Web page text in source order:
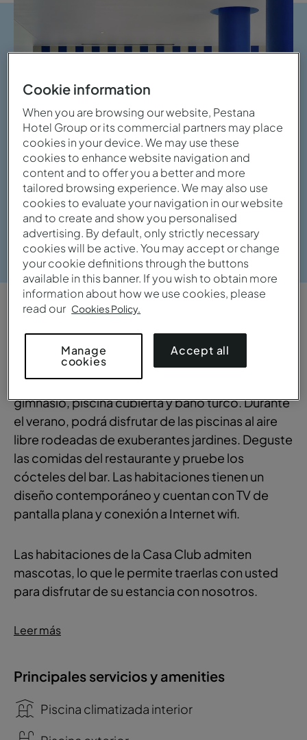
Ver galería
VISTA GENERAL
Relajante y con encanto
El hotel dispone de sala de masajes, sauna,
gimnasio, piscina cubierta y baño turco. Durante
el verano, podrá disfrutar de las piscinas al aire
libre rodeadas de exuberantes jardines. Deguste
las comidas del restaurante y pruebe los
cócteles del bar. Las habitaciones tienen un
diseño contemporáneo y cuentan con TV de
pantalla plana y conexión a Internet wifi.
Las habitaciones de la Casa Club admiten
mascotas, lo que le permite traerlas con usted
para disfrutar de su estancia con nosotros.
Leer más
Principales servicios y amenities
Piscina climatizada interior
Cookie information
When you are browsing our website, Pestana
Hotel Group or its commercial partners may place
cookies in your device. We may use these
cookies to enhance website navigation and
content and to offer you a better and more
tailored browsing experience. We may also use
cookies to evaluate your navigation in our website
and to create and show you personalised
advertising. By default, only strictly necessary
cookies will be active. You may accept or change
your cookie definitions through the buttons
available in this banner. If you wish to obtain more
information about how we use cookies, please
read our Cookies Policy.
Manage
cookies
Accept all